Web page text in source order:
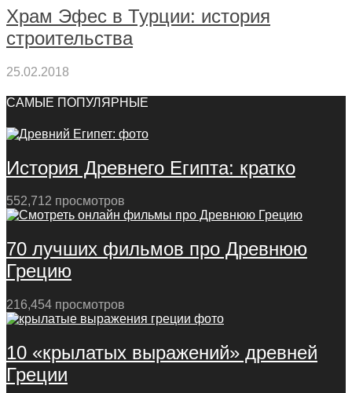
Храм Эфес в Турции: история
строительства
25.02.2018
САМЫЕ ПОПУЛЯРНЫЕ
История Древнего Египта: кратко
552,712 просмотров
70 лучших фильмов про Древнюю
Грецию
216,454 просмотров
10 «крылатых выражений» древней
Греции